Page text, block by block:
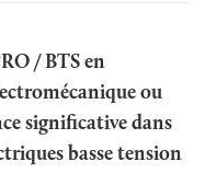
/ BTS en
ou
significative dans
basse tension